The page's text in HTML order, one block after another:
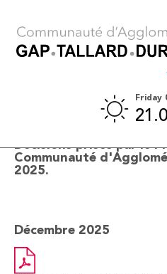
Friday
Décisions prises par le
Communauté
2025.
Décembre 2025